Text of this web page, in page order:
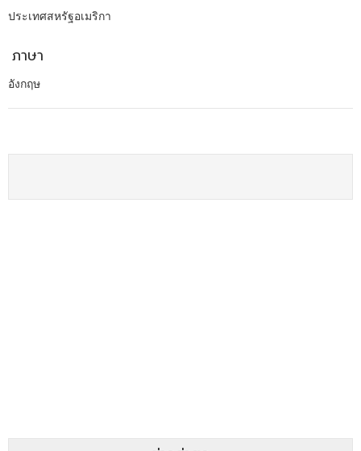
ประเทศสหรัฐอเมริกา
ภาษา
อังกฤษ